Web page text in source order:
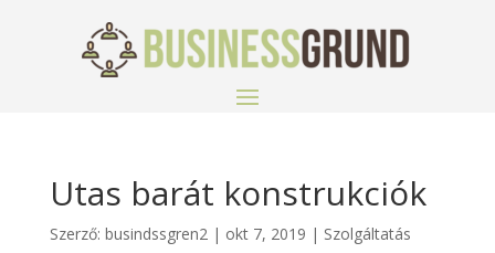
Utas barát konstrukciók
Szerző: busindssgren2| okt 7, 2019 | Szolgáltatás